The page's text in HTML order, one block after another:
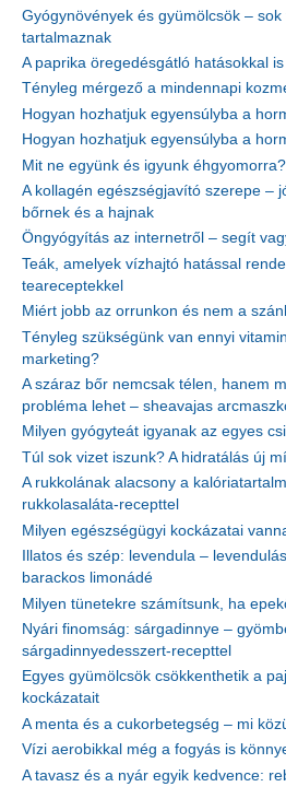
Gyógynövények és gyümölcsök –
tartalmaznak
A paprika öregedésgátló hatásokkal
Tényleg mérgező a mindennapi
Hogyan hozhatjuk egyensúlyba a
Hogyan hozhatjuk egyensúlyba a
Mit ne együnk és igyunk éhgyomorra?
A kollagén egészségjavító szerepe –
bőrnek és a hajnak
Öngyógyítás az internetről – segít
Teák, amelyek vízhajtó hatással
teareceptekkel
Miért jobb az orrunkon és nem a
Tényleg szükségünk van ennyi
marketing?
A száraz bőr nemcsak télen, hanem
probléma lehet – sheavajas
Milyen gyógyteát igyanak az egyes
Túl sok vizet iszunk? A hidratálás új
A rukkolának alacsony a
rukkolasaláta-recepttel
Milyen egészségügyi kockázatai
Illatos és szép: levendula –
barackos limonádé
Milyen tünetekre számítsunk, ha
Nyári finomság: sárgadinnye –
sárgadinnyedesszert-recepttel
Egyes gyümölcsök csökkenthetik a
kockázatait
A menta és a cukorbetegség – mi
Vízi aerobikkal még a fogyás is
A tavasz és a nyár egyik kedvence: